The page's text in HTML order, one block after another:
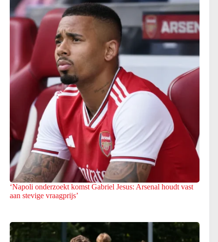
‘Napoli onderzoekt komst Gabriel Jesus: Arsenal houdt vast
aan stevige vraagprijs’